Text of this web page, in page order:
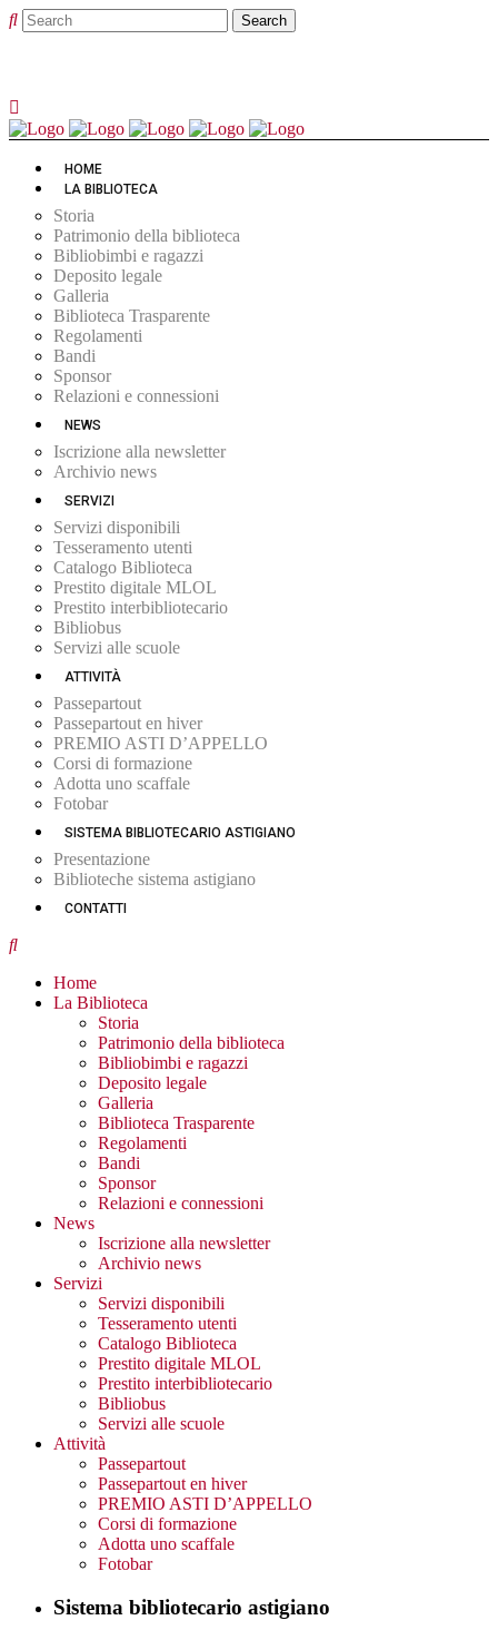
HOME
LA BIBLIOTECA
Storia
Patrimonio della biblioteca
Bibliobimbi e ragazzi
Deposito legale
Galleria
Biblioteca Trasparente
Regolamenti
Bandi
Sponsor
Relazioni e connessioni
NEWS
Iscrizione alla newsletter
Archivio news
SERVIZI
Servizi disponibili
Tesseramento utenti
Catalogo Biblioteca
Prestito digitale MLOL
Prestito interbibliotecario
Bibliobus
Servizi alle scuole
ATTIVITÀ
Passepartout
Passepartout en hiver
PREMIO ASTI D’APPELLO
Corsi di formazione
Adotta uno scaffale
Fotobar
SISTEMA BIBLIOTECARIO ASTIGIANO
Presentazione
Biblioteche sistema astigiano
CONTATTI
Home
La Biblioteca
Storia
Patrimonio della biblioteca
Bibliobimbi e ragazzi
Deposito legale
Galleria
Biblioteca Trasparente
Regolamenti
Bandi
Sponsor
Relazioni e connessioni
News
Iscrizione alla newsletter
Archivio news
Servizi
Servizi disponibili
Tesseramento utenti
Catalogo Biblioteca
Prestito digitale MLOL
Prestito interbibliotecario
Bibliobus
Servizi alle scuole
Attività
Passepartout
Passepartout en hiver
PREMIO ASTI D’APPELLO
Corsi di formazione
Adotta uno scaffale
Fotobar
Sistema bibliotecario astigiano